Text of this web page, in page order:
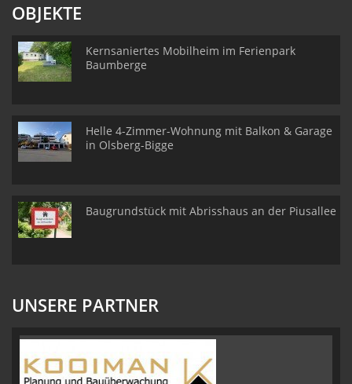
OBJEKTE
Kernsaniertes Mobilheim im Ferienpark
Baumberge
Helle 4-Zimmer-Wohnung mit Balkon & Garage
in Olsberg-Bigge
Baugrundstück mit Abrisshaus an der Piusallee
UNSERE PARTNER